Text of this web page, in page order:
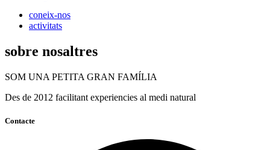
coneix-nos
activitats
sobre nosaltres
SOM UNA PETITA GRAN FAMÍLIA
Des de 2012 facilitant experiencies al medi natural
Contacte